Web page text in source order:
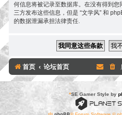
何信息将被记录至数据库。在没有得到
三方发布这些信息，但是 “文学风” 和
的数据泄漏承担法律责任.
首页 论坛首页
*SE Gamer Style by